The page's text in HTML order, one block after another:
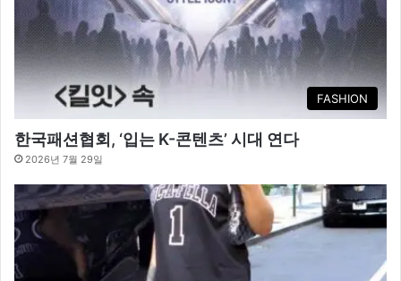
FASHION
한국패션협회, ‘입는 K-콘텐츠’ 시대 연다
2026년 7월 29일